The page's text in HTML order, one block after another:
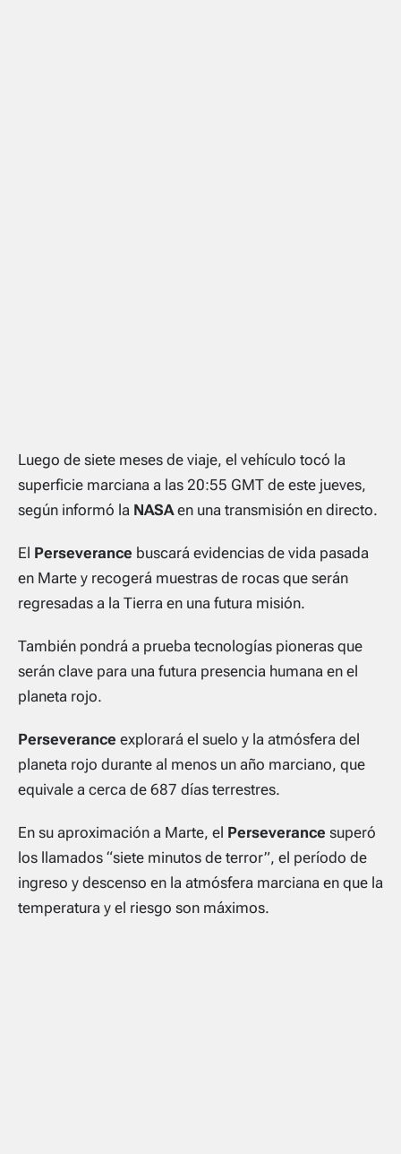
Luego de siete meses de viaje, el vehículo tocó la
superficie marciana a las 20:55 GMT de este jueves,
según informó la NASAen una transmisión en directo.
El Perseverance buscará evidencias de vida pasada
en Marte y recogerá muestras de rocas que serán
regresadas a la Tierra en una futura misión.
También pondrá a prueba tecnologías pioneras que
serán clave para una futura presencia humana en el
planeta rojo.
Perseverance explorará el suelo y la atmósfera del
planeta rojo durante al menos un año marciano, que
equivale a cerca de 687 días terrestres.
En su aproximación a Marte, el Perseverance superó
los llamados “siete minutos de terror”, el período de
ingreso y descenso en la atmósfera marciana en que la
temperatura y el riesgo son máximos.